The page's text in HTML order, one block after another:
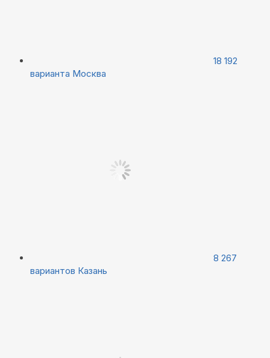
18 192
варианта Москва
8 267
вариантов Казань